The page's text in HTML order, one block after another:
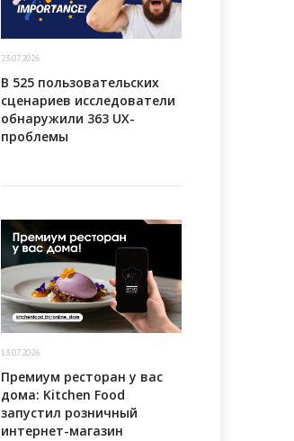
23.07.2026
В 525 пользовательских
сценариев исследователи
обнаружили 363 UX-
проблемы
13.07.2026
Премиум ресторан у вас
дома: Kitchen Food
запустил розничный
интернет-магазин